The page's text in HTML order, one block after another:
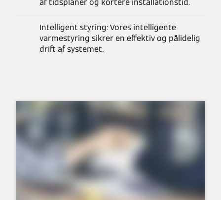
Intelligent styring: Vores intelligente
varmestyring sikrer en effektiv og pålidelig
drift af systemet.